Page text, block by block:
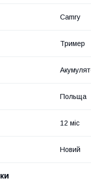
Camry
Тример
Польща
12 міс
Новий